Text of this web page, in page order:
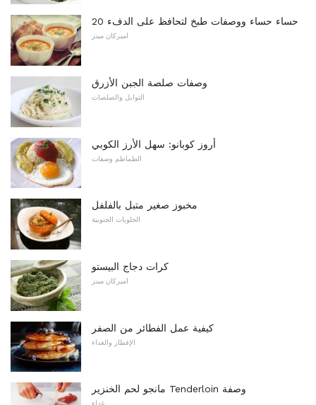
20 حساء حساء ووصفات طبخ لتحافظ على الدفء
اميركان مينز
وصفات صلصة الجبن الأزرق
التوابل والصلصات
أروز كوبانو: سهل الأرز الكوبي
الطماطم وصفات
مخبوز صغير متبل بالفلفل
الحلويات الجنوبية
كرات دجاج البيستو
اميركان مينز
كيفية عمل الفطائر من الصفر
الإفطار والغداء
مانجو لحم الخنزير Tenderloin وصفة
غداء